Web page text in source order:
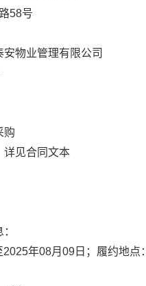
58号
安物业管理有限公司
购
详见合同文本
年08月09日；履约地点